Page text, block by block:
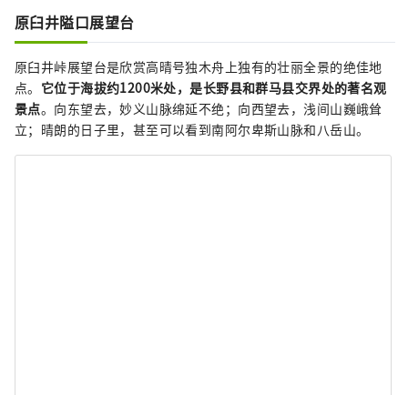
原臼井隘口展望台
原臼井峠展望台是欣赏高晴号独木舟上独有的壮丽全景的绝佳地
点。 它位于海拔约1200米处，是长野县和群马县交界处的著名观
景点。向东望去，妙义山脉绵延不绝；向西望去，浅间山巍峨耸
立；晴朗的日子里，甚至可以看到南阿尔卑斯山脉和八岳山。